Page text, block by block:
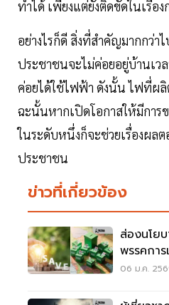
ทำได้ เพียงแต่ยังติดขัดในเรื่อ
อย่างไรก็ดี สิ่งที่สำคัญมากกว่
ประชาชนจะไม่ค่อยอยู่บ้านเวล
ค่อยได้ใช้ไฟฟ้า ดังนั้น ไฟที่ผลิ
ฉะนั้นหากเปิดโอกาสให้มีการ
ในระดับหนึ่งก็จะช่วยเรื่องผล
ประชาชน
ข่าวที่เกี่ยวข้อง
ส่องนโย
พรรคกา
แข่งประช
06 ม.ค.